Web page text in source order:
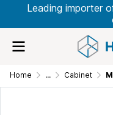
Leading importer
Home ... Cabinet